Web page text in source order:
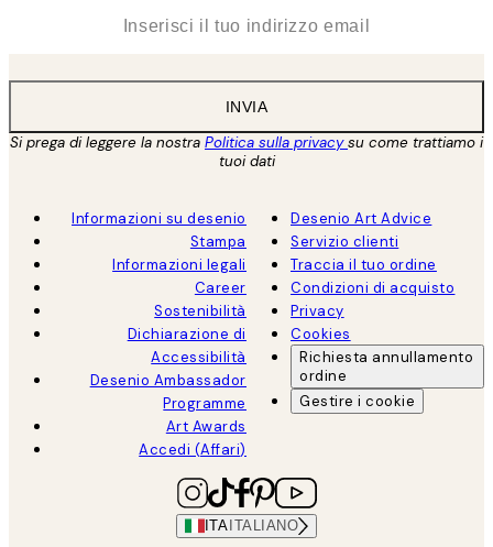
INVIA
Si prega di leggere la nostra Politica sulla privacysu come trattiamo i
tuoi dati
Informazioni su desenio
Stampa
Informazioni legali
Career
Sostenibilità
Dichiarazione di
Accessibilità
Desenio Ambassador
Programme
Art Awards
Accedi (Affari)
Desenio Art Advice
Servizio clienti
Traccia il tuo ordine
Condizioni di acquisto
Privacy
Cookies
Richiesta annullamento
ordine
Gestire i cookie
ITA ITALIANO